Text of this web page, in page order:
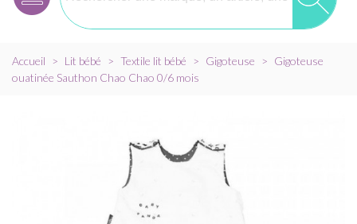
Accueil > Lit bébé > Textile lit bébé > Gigoteuse > Gigoteuse
ouatinée Sauthon Chao Chao 0/6 mois